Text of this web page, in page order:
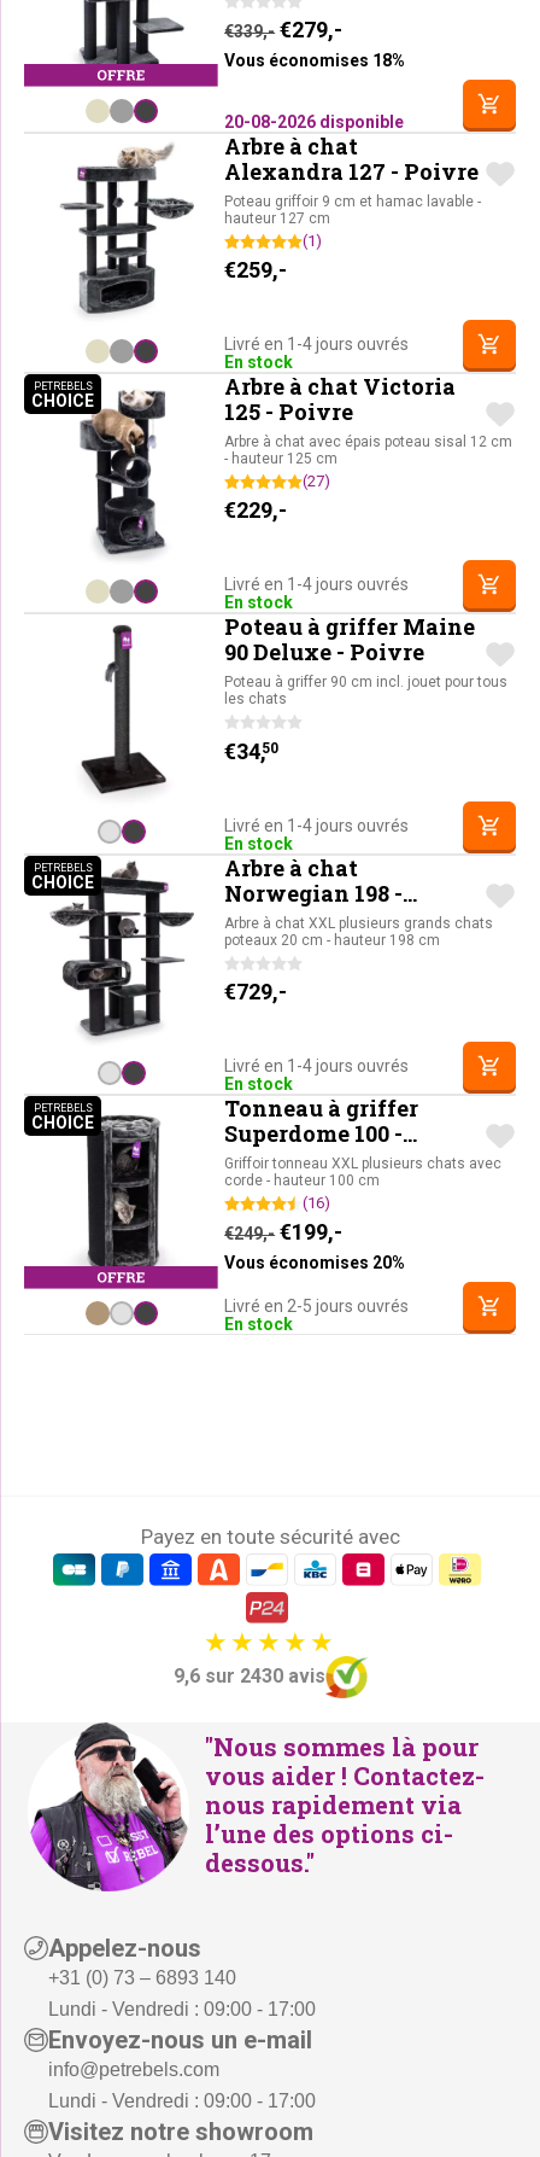
€339,- Le prix initial était :
€279,-
Vous économises 18%
20-08-2026 disponible
Arbre à chat
Alexandra 127 - Poivre
Poteau griffoir 9 cm et hamac lavable -
hauteur 127 cm
(1)
€259,-
Livré en 1-4 jours ouvrés
En stock
PETREBELS
CHOICEPETREBELS CHOICE
Arbre à chat Victoria
125 - Poivre
Arbre à chat avec épais poteau sisal 12 cm
- hauteur 125 cm
(27)
€229,-
Livré en 1-4 jours ouvrés
En stock
Poteau à griffer Maine
90 Deluxe - Poivre
Poteau à griffer 90 cm incl. jouet pour tous
les chats
€34,50
Livré en 1-4 jours ouvrés
En stock
PETREBELS
CHOICEPETREBELS CHOICE
Arbre à chat
Norwegian 198 -
Poivre
Arbre à chat XXL plusieurs grands chats
poteaux 20 cm - hauteur 198 cm
€729,-
Livré en 1-4 jours ouvrés
En stock
PETREBELS
CHOICEPETREBELS CHOICE
Tonneau à griffer
Superdome 100 -
Poivre
Griffoir tonneau XXL plusieurs chats avec
corde - hauteur 100 cm
(16)
€249,- Le prix initial était :
€199,-
Vous économises 20%
Livré en 2-5 jours ouvrés
En stock
Payez en toute sécurité avec
9,6 sur 2430 avis
"Nous sommes là pour
vous aider ! Contactez-
nous rapidement via
l’une des options ci-
dessous."
Appelez-nous
+31 (0) 73 – 6893 140
Lundi - Vendredi : 09:00 - 17:00
Envoyez-nous un e-mail
info@petrebels.com
Lundi - Vendredi : 09:00 - 17:00
Visitez notre showroom